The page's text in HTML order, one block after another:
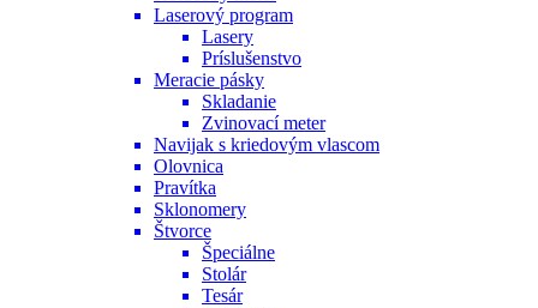
Laserový program
Lasery
Príslušenstvo
Meracie pásky
Skladanie
Zvinovací meter
Navijak s kriedovým vlascom
Olovnica
Pravítka
Sklonomery
Štvorce
Špeciálne
Stolár
Tesár